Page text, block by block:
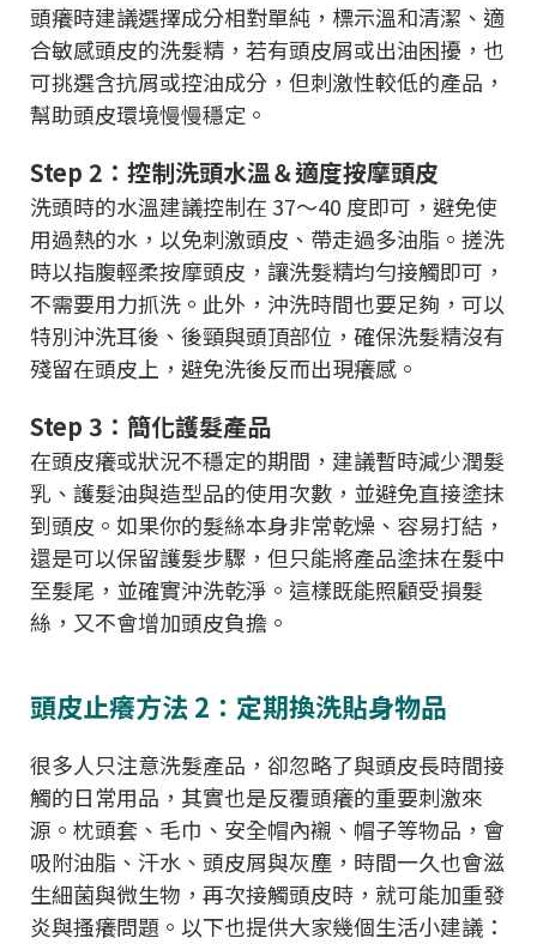
頭癢時建議選擇成分相對單純，標示溫和清潔、適
合敏感頭皮的洗髮精，若有頭皮屑或出油困擾，也
可挑選含抗屑或控油成分，但刺激性較低的產品，
幫助頭皮環境慢慢穩定。
Step 2：控制洗頭水溫＆適度按摩頭皮
洗頭時的水溫建議控制在 37～40 度即可，避免使
用過熱的水，以免刺激頭皮、帶走過多油脂。搓洗
時以指腹輕柔按摩頭皮，讓洗髮精均勻接觸即可，
不需要用力抓洗。此外，沖洗時間也要足夠，可以
特別沖洗耳後、後頸與頭頂部位，確保洗髮精沒有
殘留在頭皮上，避免洗後反而出現癢感。
Step 3：簡化護髮產品
在頭皮癢或狀況不穩定的期間，建議暫時減少潤髮
乳、護髮油與造型品的使用次數，並避免直接塗抹
到頭皮。如果你的髮絲本身非常乾燥、容易打結，
還是可以保留護髮步驟，但只能將產品塗抹在髮中
至髮尾，並確實沖洗乾淨。這樣既能照顧受損髮
絲，又不會增加頭皮負擔。
頭皮止癢方法 2：定期換洗貼身物品
很多人只注意洗髮產品，卻忽略了與頭皮長時間接
觸的日常用品，其實也是反覆頭癢的重要刺激來
源。枕頭套、毛巾、安全帽內襯、帽子等物品，會
吸附油脂、汗水、頭皮屑與灰塵，時間一久也會滋
生細菌與微生物，再次接觸頭皮時，就可能加重發
炎與搔癢問題。以下也提供大家幾個生活小建議：